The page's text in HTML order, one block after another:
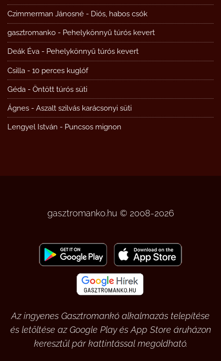
Czimmerman Jánosné - Diós, habos csók
gasztromanko - Pehelykönnyű túrós kevert
Deák Éva - Pehelykönnyű túrós kevert
Csilla - 10 perces kuglóf
Géda - Öntött túrós süti
Ágnes - Aszalt szilvás karácsonyi süti
Lengyel István - Puncsos mignon
gasztromanko.hu © 2008-2026
Az ingyenes Gasztromankó alkalmazás telepítése
és letöltése az Google Play és App Store áruházon
keresztül pár kattintással megoldható.